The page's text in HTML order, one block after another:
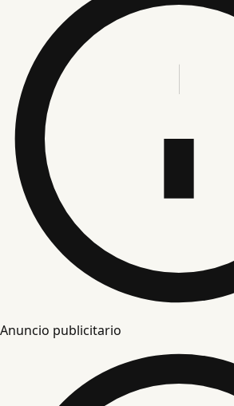
Anuncio publicitario